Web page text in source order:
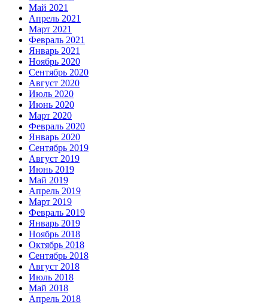
Май 2021
Апрель 2021
Март 2021
Февраль 2021
Январь 2021
Ноябрь 2020
Сентябрь 2020
Август 2020
Июль 2020
Июнь 2020
Март 2020
Февраль 2020
Январь 2020
Сентябрь 2019
Август 2019
Июнь 2019
Май 2019
Апрель 2019
Март 2019
Февраль 2019
Январь 2019
Ноябрь 2018
Октябрь 2018
Сентябрь 2018
Август 2018
Июль 2018
Май 2018
Апрель 2018